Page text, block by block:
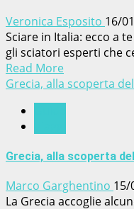
Veronica Esposito 16/
Sciare in Italia: ecco a
gli sciatori esperti che
Read More
Grecia, alla scoperta
Grecia, alla scoperta
Marco Garghentino 15/
La Grecia accoglie